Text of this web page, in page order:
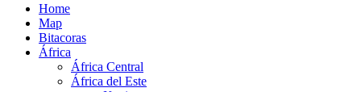
Home
Map
Bitacoras
África
África Central
África del Este